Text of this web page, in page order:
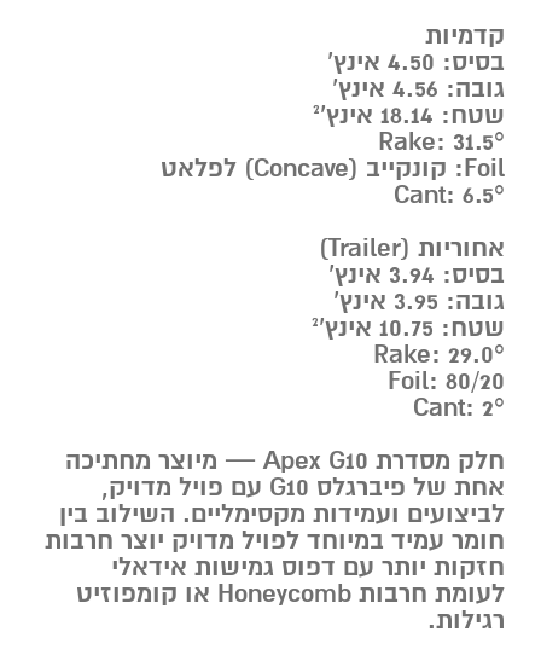
קדמיות
בסיס: ‎4.50‎ אינץ’
גובה: ‎4.56‎ אינץ’
שטח: ‎18.14‎ אינץ’²
Rake: ‎31.5°‎
Foil: קונקייב (Concave) לפלאט
Cant: ‎6.5°‎
אחוריות (Trailer)
בסיס: ‎3.94‎ אינץ’
גובה: ‎3.95‎ אינץ’
שטח: ‎10.75‎ אינץ’²
Rake: ‎29.0°‎
Foil: ‎80/20‎
Cant: ‎2°‎
חלק מסדרת Apex G10 — מיוצר מחתיכה
אחת של פיברגלס ‎G10‎ עם פויל מדויק,
לביצועים ועמידות מקסימליים. השילוב בין
חומר עמיד במיוחד לפויל מדויק יוצר חרבות
חזקות יותר עם דפוס גמישות אידאלי
לעומת חרבות Honeycomb או קומפוזיט
רגילות.